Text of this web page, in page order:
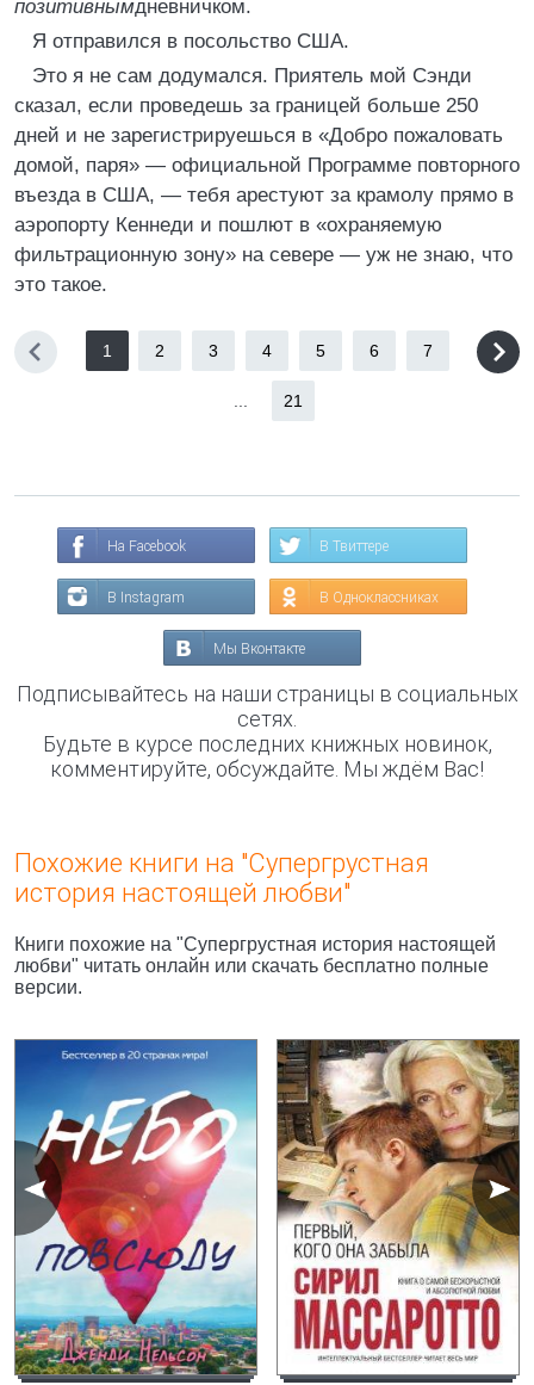
позитивнымдневничком.
Я отправился в посольство США.
Это я не сам додумался. Приятель мой Сэнди
сказал, если проведешь за границей больше 250
дней и не зарегистрируешься в «Добро пожаловать
домой, паря» — официальной Программе повторного
въезда в США, — тебя арестуют за крамолу прямо в
аэропорту Кеннеди и пошлют в «охраняемую
фильтрационную зону» на севере — уж не знаю, что
это такое.
1 2 3 4 5 6 7
21
На Facebook В Твиттере
В Instagram В Одноклассниках
Мы Вконтакте
Подписывайтесь на наши страницы в социальных
сетях.
Будьте в курсе последних книжных новинок,
комментируйте, обсуждайте. Мы ждём Вас!
Похожие книги на "Супергрустная
история настоящей любви"
Книги похожие на "Супергрустная история настоящей
любви" читать онлайн или скачать бесплатно полные
версии.